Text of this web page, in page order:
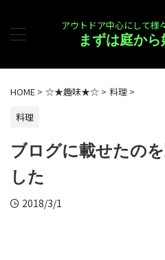
アウトドア中心にして様
まずは庭か
HOME > ☆★趣味★☆ > 料理 >
料理
ブログに載せたの
した
2018/3/1